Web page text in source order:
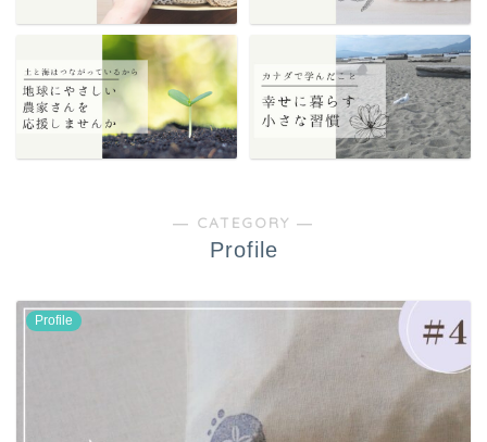
― CATEGORY ―
Profile
Profile